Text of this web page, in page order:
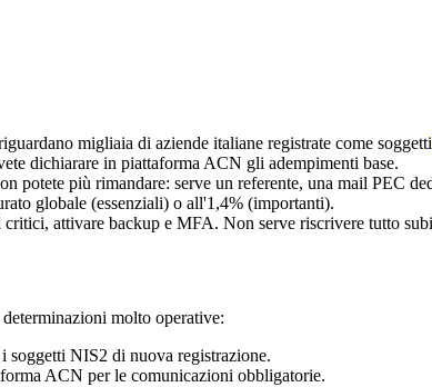
migliaia di aziende italiane registrate come soggetti
dichiarare in piattaforma ACN gli adempimenti base.
potete più rimandare: serve un referente, una mail PEC
globale (essenziali) o all'1,4% (importanti).
attivare backup e MFA. Non serve riscrivere tutto
molto operative:
NIS2 di nuova registrazione.
ACN per le comunicazioni obbligatorie.